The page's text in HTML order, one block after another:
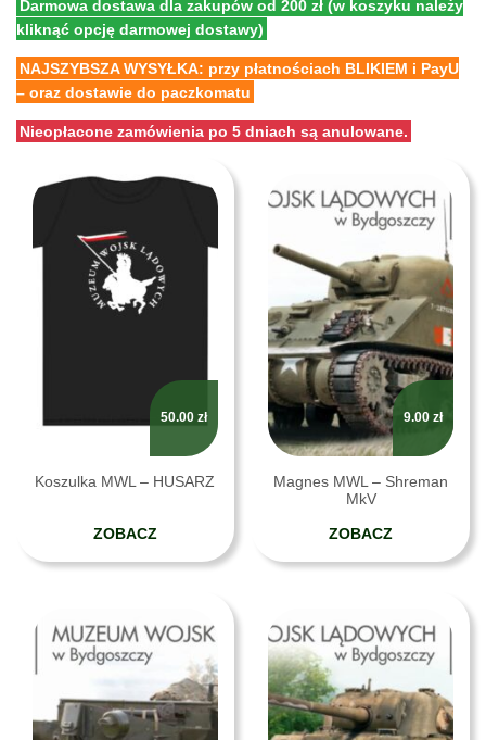
Darmowa dostawa dla zakupów od 200 zł (w koszyku należy
kliknąć opcję darmowej dostawy)
NAJSZYBSZA WYSYŁKA: przy płatnościach BLIKIEM i PayU
– oraz dostawie do paczkomatu
Nieopłacone zamówienia po 5 dniach są anulowane.
Koszulka MWL – HUSARZ
50.00 zł
ZOBACZ
Magnes MWL – Shreman
MkV
9.00 zł
ZOBACZ